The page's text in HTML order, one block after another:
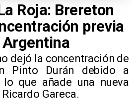
Roja: Brereton
previa
dejó la concentración de
Pinto Durán debido a
que añade una nueva
Gareca.